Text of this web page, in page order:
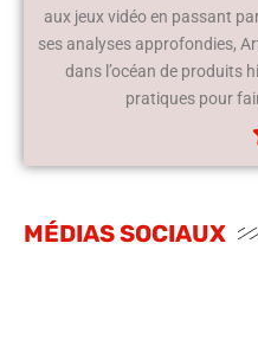
aux jeux vidéo en passant
ses analyses approfondies,
dans l’océan de produits
pratiques pour
MÉDIAS SOCIAUX